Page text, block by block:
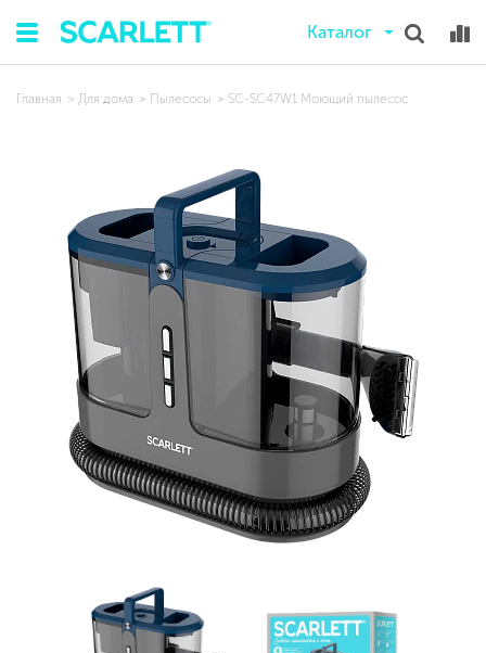
Каталог
Главная Для дома Пылесосы SC-SC47W1 Моющий пылесос